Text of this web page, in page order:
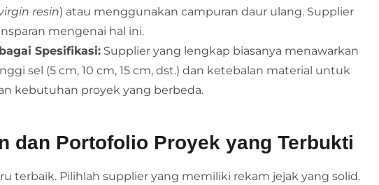
resin) atau menggunakan campuran daur ulang. Supplier
mengenai hal ini.
Spesifikasi: Supplier yang lengkap biasanya menawarkan
sel (5 cm, 10 cm, 15 cm, dst.) dan ketebalan material untuk
kebutuhan proyek yang berbeda.
dan Portofolio Proyek yang Terbukti
terbaik. Pilihlah supplier yang memiliki rekam jejak yang solid.